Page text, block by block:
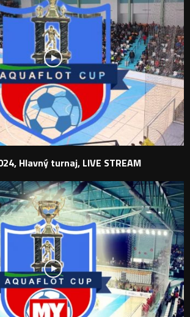
Hlavný turnaj, LIVE STREAM